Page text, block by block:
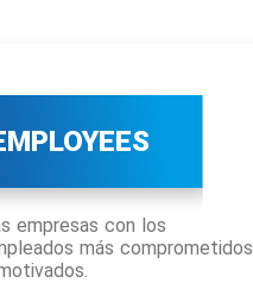
empresas con los
más comprometidos